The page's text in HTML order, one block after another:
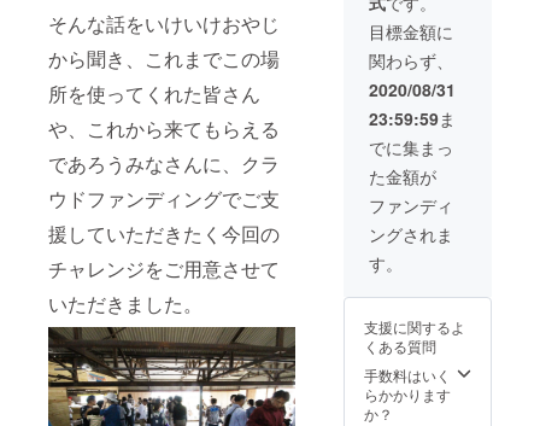
そんな話をいけいけおやじ
から聞き、これまでこの場
所を使ってくれた皆さん
や、これから来てもらえる
であろうみなさんに、クラ
ウドファンディングでご支
援していただきたく今回の
チャレンジをご用意させて
いただきました。
第お伝
えいた
しま
す。 次
回以降
サート
への振
替も可
能で
す。
はメー
カーズ
マーク
700ml
一本を
ボトル
キープ
しま
す。期
間は開
封日よ
り2年と
しま
は額面
1,000円
の券を3
枚お届
けしま
す。額
用可能
です。
駐車
場、草
むら広
場も使
用可能
です。
音響設
備、オ
ペレー
ターな
どは持
いしま
用内容
につい
ては予
約時に
確認さ
目標金額に
関わらず、
2020/08/31
23:59:59ま
でに集まっ
た金額が
ファンディ
ングされま
す。
支援に関するよ
くある質問
手数料はいく
らかかります
か？